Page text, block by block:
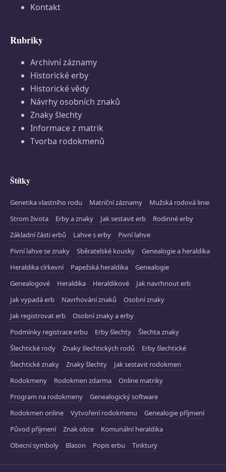
Kontakt
Rubriky
Archivní záznamy
Historické erby
Historické vědy
Návrhy osobních znaků
Znaky šlechty
Informace z matrik
Tvorba rodokmenů
Štítky
Genetika vlastního rodu Matriční záznamy
Mužská rodová linie
Strom života
Erby a znaky Jak sestavit erb
Rodinné erby
Základní části erbů
Lahve s erby
Pivní lahve
Pivní lahve se znaky
Sběratelské kousky
Genealogie a heraldika
Heraldika církevní
Papežská heraldika
Genealogie
Genealogové
Heraldika Heraldikové
Jak navrhnout erb
Jak vypadá erb
Navrhování znaků
Osobní znaky
Jak registrovat erb
Osobní znaky a erby
Podmínky registrace erbu
Erby šlechty
Šlechta znaky
Šlechtické rody
Znaky šlechtických rodů
Erby šlechtické
Šlechtické znaky
Znaky šlechty
Jak sestavit rodokmen
Rodokmeny
Rodokmen zdarma
Online matriky
Program na rodokmeny
Genealogický software
Rodokmen online
Vytvoření rodokmenu
Genealogie příjmení
Původ příjmení
Znak obce
Komunální heraldika
Obecní symboly
Blason Popis erbu Tinktury